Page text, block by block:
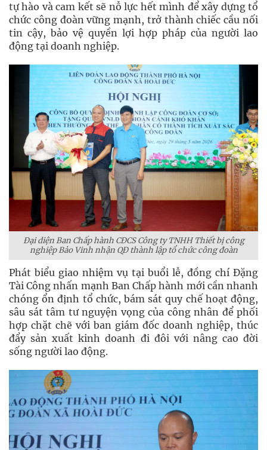
tự hào và cam kết sẽ nỗ lực hết mình để xây dựng tổ
chức công đoàn vững mạnh, trở thành chiếc cầu nối
tin cậy, bảo vệ quyền lợi hợp pháp của người lao
động tại doanh nghiệp.
Đại diện Ban Chấp hành CĐCS Công ty TNHH Thiết bị công
nghiệp Bảo Vinh nhận QĐ thành lập tổ chức công đoàn
Phát biểu giao nhiệm vụ tại buổi lễ, đồng chí Đặng
Tài Công nhấn mạnh Ban Chấp hành mới cần nhanh
chóng ổn định tổ chức, bám sát quy chế hoạt động,
sâu sát tâm tư nguyện vọng của công nhân để phối
hợp chặt chẽ với ban giám đốc doanh nghiệp, thúc
đẩy sản xuất kinh doanh đi đôi với nâng cao đời
sống người lao động.